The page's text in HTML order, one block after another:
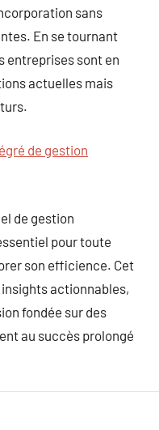
sans
En se tournant
entreprises sont en
actuelles mais
de gestion
de gestion
pour toute
son efficience. Cet
actionnables,
fondée sur des
au succès prolongé